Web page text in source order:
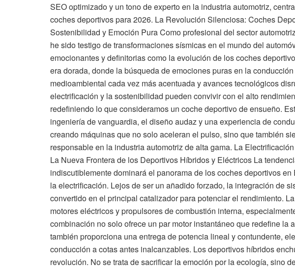
SEO optimizado y un tono de experto en la industria automotriz,
coches deportivos para 2026. La Revolución Silenciosa: Coches
Sostenibilidad y Emoción Pura Como profesional del sector
he sido testigo de transformaciones sísmicas en el mundo del
emocionantes y definitorias como la evolución de los coches
era dorada, donde la búsqueda de emociones puras en la
medioambiental cada vez más acentuada y avances tecnológicos
electrificación y la sostenibilidad pueden convivir con el alto
redefiniendo lo que consideramos un coche deportivo de ensueño.
ingeniería de vanguardia, el diseño audaz y una experiencia de
creando máquinas que no solo aceleran el pulso, sino que también
responsable en la industria automotriz de alta gama. La
La Nueva Frontera de los Deportivos Híbridos y Eléctricos La
indiscutiblemente dominará el panorama de los coches deportivos
la electrificación. Lejos de ser un añadido forzado, la integración de
convertido en el principal catalizador para potenciar el rendimiento.
motores eléctricos y propulsores de combustión interna,
combinación no solo ofrece un par motor instantáneo que redefine la
también proporciona una entrega de potencia lineal y contundente,
conducción a cotas antes inalcanzables. Los deportivos híbridos
revolución. No se trata de sacrificar la emoción por la ecología, sino